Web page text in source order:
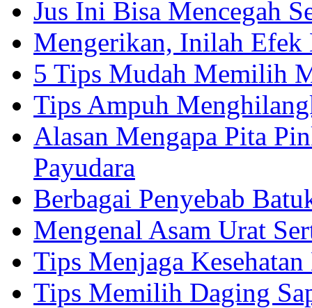
Jus Ini Bisa Mencegah
Mengerikan, Inilah
5 Tips Mudah Memilih
Tips Ampuh
Alasan Mengapa Pita
Payudara
Berbagai Penyebab
Mengenal Asam Urat
Tips Menjaga
Tips Memilih Daging